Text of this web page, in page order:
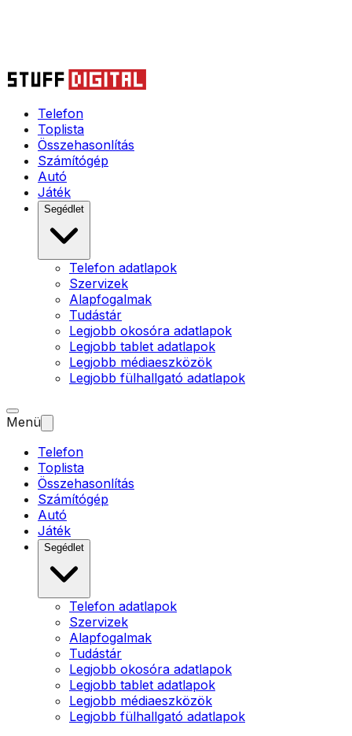
Telefon
Toplista
Összehasonlítás
Számítógép
Autó
Játék
Segédlet
Telefon adatlapok
Szervizek
Alapfogalmak
Tudástár
Legjobb okosóra adatlapok
Legjobb tablet adatlapok
Legjobb médiaeszközök
Legjobb fülhallgató adatlapok
Menü
Telefon
Toplista
Összehasonlítás
Számítógép
Autó
Játék
Segédlet
Telefon adatlapok
Szervizek
Alapfogalmak
Tudástár
Legjobb okosóra adatlapok
Legjobb tablet adatlapok
Legjobb médiaeszközök
Legjobb fülhallgató adatlapok